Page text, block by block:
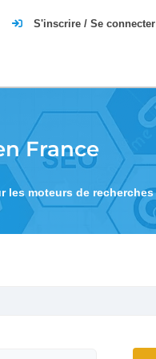
S'inscrire / Se connecter
France
les moteurs de recherches